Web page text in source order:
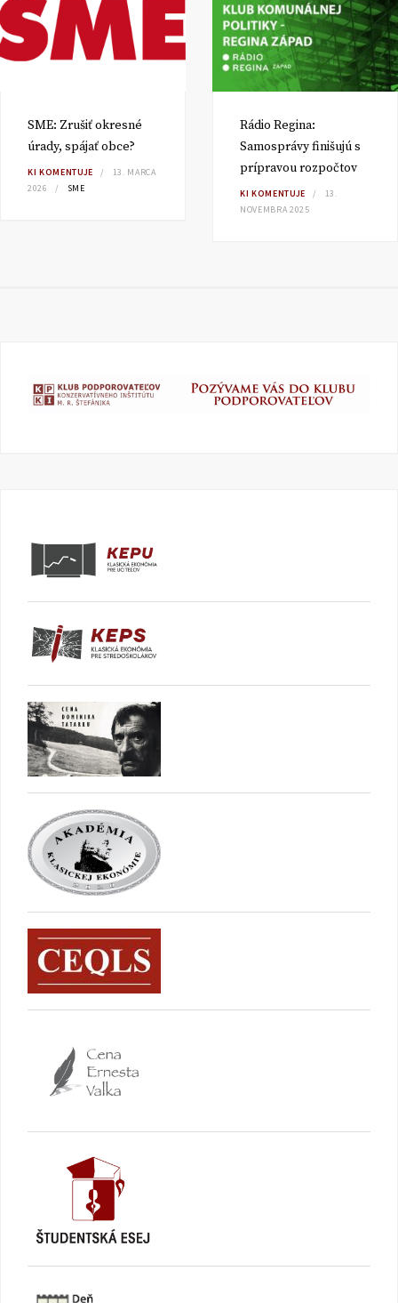
SME: Zrušiť okresné
úrady, spájať obce?
KI KOMENTUJE
13. MARCA
2026
SME
Rádio Regina:
Samosprávy finišujú s
prípravou rozpočtov
KI KOMENTUJE
13.
NOVEMBRA 2025